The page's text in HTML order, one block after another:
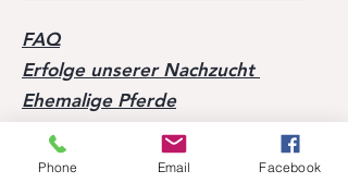
FAQ
Erfolge unserer Nachzucht
Ehemalige Pferde
Phone Email Facebook